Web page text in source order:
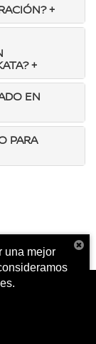
+
+
EN
PARA
y Seminuevos:
una mejor